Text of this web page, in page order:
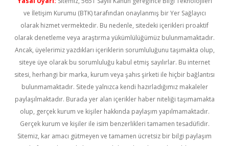
ve İletişim Kurumu (BTK) tarafından onaylanmış bir Yer Sağlayıcı
olarak hizmet vermektedir. Bu nedenle, sitedeki içerikleri proaktif
olarak denetleme veya araştırma yükümlülüğümüz bulunmamaktadır.
Ancak, üyelerimiz yazdıkları içeriklerin sorumluluğunu taşımakta olup,
siteye üye olarak bu sorumluluğu kabul etmiş sayılırlar. Bu internet
sitesi, herhangi bir marka, kurum veya şahıs şirketi ile hiçbir bağlantısı
bulunmamaktadır. Sitede yalnızca kendi hazırladığımız makaleler
paylaşılmaktadır. Burada yer alan içerikler haber niteliği taşımamakta
olup, gerçek kurum ve kişiler hakkında paylaşım yapılmamaktadır.
Gerçek kurum ve kişiler ile isim benzerlikleri tamamen tesadüfidir.
Sitemiz, kar amacı gütmeyen ve tamamen ücretsiz bir bilgi paylaşım